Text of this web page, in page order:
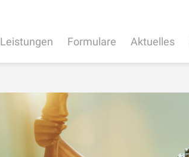
Leistungen Formulare Aktuelles